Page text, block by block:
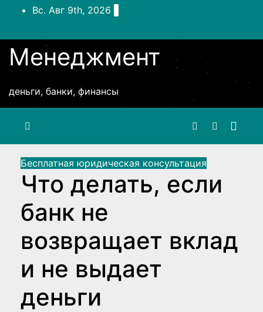
ПерейтиВс. Авг 9th, 2026
Менеджмент
деньги, банки, финансы
Бесплатная юридическая консультация
Что делать, если
банк не
возвращает вклад
и не выдает
деньги